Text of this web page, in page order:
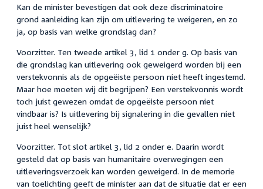
Kan de minister bevestigen dat ook deze discriminatoire
grond aanleiding kan zijn om uitlevering te weigeren, en zo
ja, op basis van welke grondslag dan?
Voorzitter. Ten tweede artikel 3, lid 1 onder g. Op basis van
die grondslag kan uitlevering ook geweigerd worden bij een
verstekvonnis als de opgeëiste persoon niet heeft ingestemd.
Maar hoe moeten wij dit begrijpen? Een verstekvonnis wordt
toch juist gewezen omdat de opgeëiste persoon niet
vindbaar is? Is uitlevering bij signalering in die gevallen niet
juist heel wenselijk?
Voorzitter. Tot slot artikel 3, lid 2 onder e. Daarin wordt
gesteld dat op basis van humanitaire overwegingen een
uitleveringsverzoek kan worden geweigerd. In de memorie
van toelichting geeft de minister aan dat de situatie dat er een